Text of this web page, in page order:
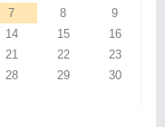
7 8
9
14 15
16
21 22
23
28 29
30